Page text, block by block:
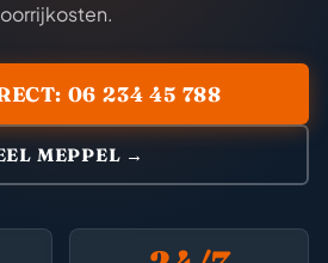
06 234 45 788
MEPPEL →